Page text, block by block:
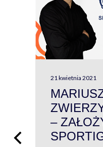
21 kwietnia 2021
–